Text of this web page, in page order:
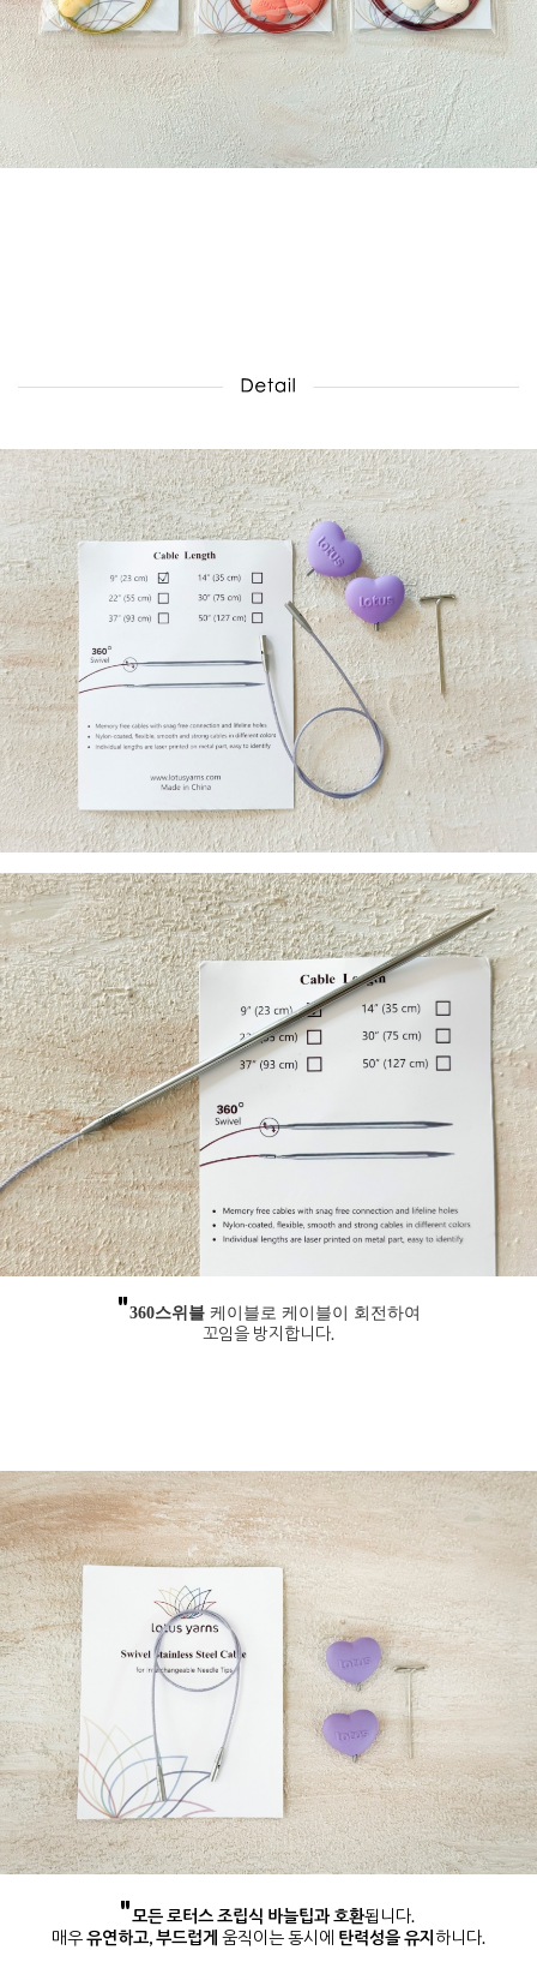
"360스위블 케이블로 케이블이 회전하여
꼬임을 방지합니다.
"모든 로터스 조립식 바늘팁과 호환됩니다.
매우유연하고, 부드럽게 움직이는 동시에 탄력성을 유지 하니다.